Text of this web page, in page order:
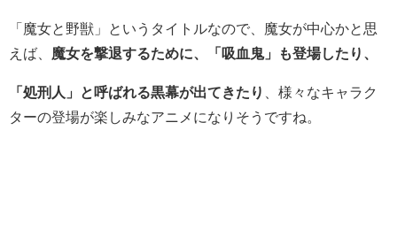
「魔女と野獣」というタイトルなので、魔女が中心かと思
えば、
魔女を撃退するために、「吸血鬼」も登場したり、
「処刑人」と呼ばれる黒幕が出てきたり
、様々なキャラク
ターの登場が楽しみなアニメになりそうですね。